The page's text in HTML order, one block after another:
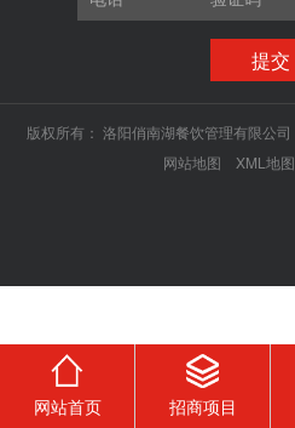
提交
版权所有： 洛阳俏南湖餐饮管理有限公司
网站地图
XML地图
网站首页 招商项目